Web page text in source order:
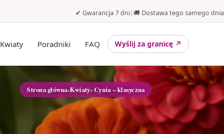
✔ Gwarancja 7 dni|🚚 Dostawa tego samego dnia
Kwiaty Poradniki FAQ Wyślij za granicę ↗
Strona główna›Kwiaty› Cynia – klasyczna